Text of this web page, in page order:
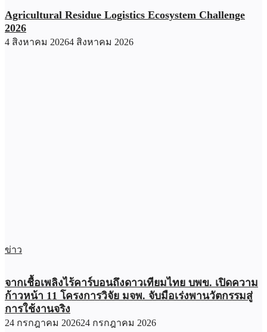
Agricultural Residue Logistics Ecosystem Challenge
2026
4 สิงหาคม 20264 สิงหาคม 2026
ข่าว
จากเชื้อเพลิงไร้คาร์บอนถึงดาวเทียมไทย บพข. เปิดความ
ก้าวหน้า 11 โครงการวิจัย มจพ. จับมือเร่งพานวัตกรรมสู่
การใช้งานจริง
24 กรกฎาคม 202624 กรกฎาคม 2026